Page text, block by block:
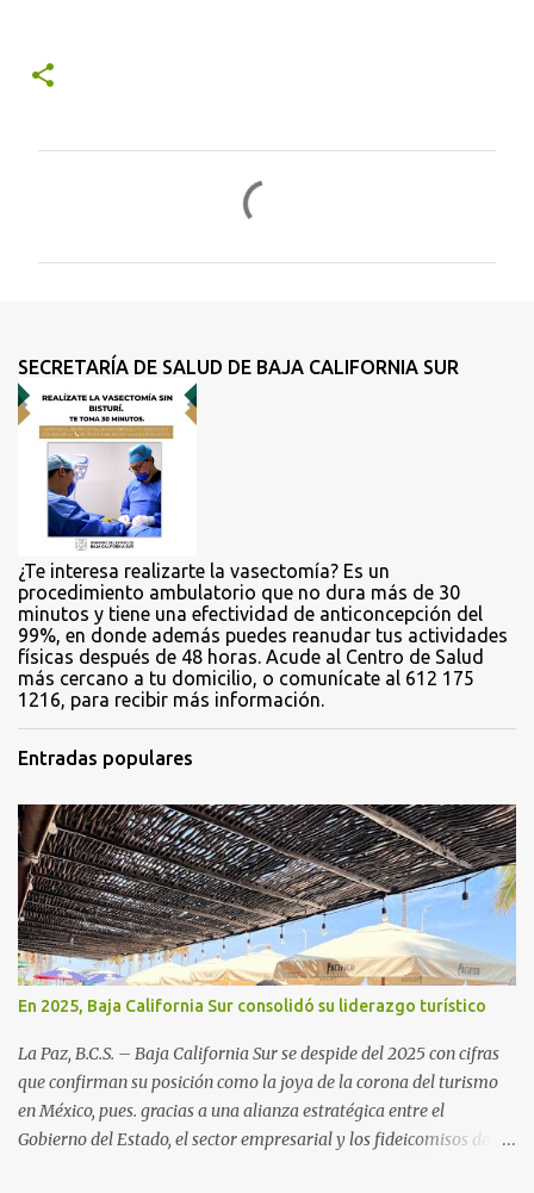
t
r
o
SECRETARÍA DE SALUD DE BAJA CALIFORNIA SUR
¿Te interesa realizarte la vasectomía? Es un
procedimiento ambulatorio que no dura más de 30
minutos y tiene una efectividad de anticoncepción del
99%, en donde además puedes reanudar tus actividades
físicas después de 48 horas. Acude al Centro de Salud
más cercano a tu domicilio, o comunícate al 612 175
1216, para recibir más información.
Entradas populares
En 2025, Baja California Sur consolidó su liderazgo turístico
La Paz, B.C.S. – Baja California Sur se despide del 2025 con cifras
que confirman su posición como la joya de la corona del turismo
en México, pues. gracias a una alianza estratégica entre el
Gobierno del Estado, el sector empresarial y los fideicomisos de